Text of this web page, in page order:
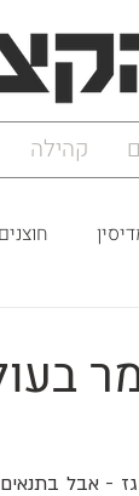
קהילה
חוצנים